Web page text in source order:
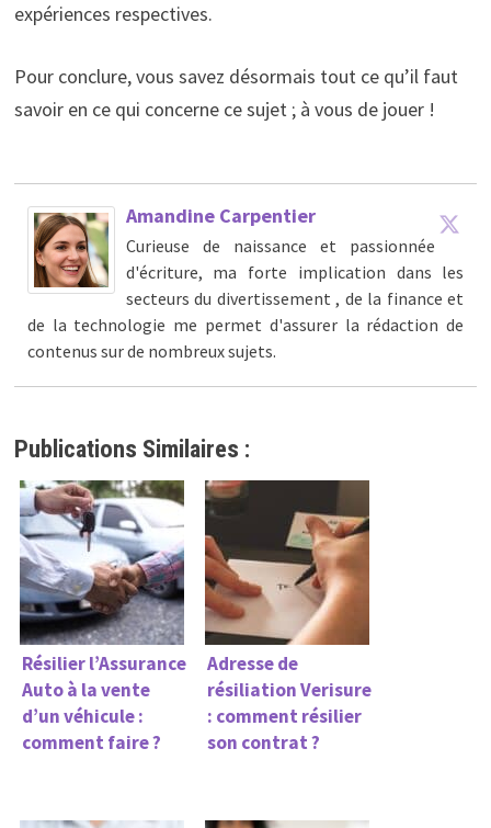
expériences respectives.
Pour conclure, vous savez désormais tout ce qu’il faut
savoir en ce qui concerne ce sujet ; à vous de jouer !
Amandine Carpentier
Curieuse de naissance et passionnée
d'écriture, ma forte implication dans les
secteurs du divertissement , de la finance et
de la technologie me permet d'assurer la rédaction de
contenus sur de nombreux sujets.
Publications Similaires :
Résilier l’Assurance
Auto à la vente
d’un véhicule :
comment faire ?
Adresse de
résiliation Verisure
: comment résilier
son contrat ?